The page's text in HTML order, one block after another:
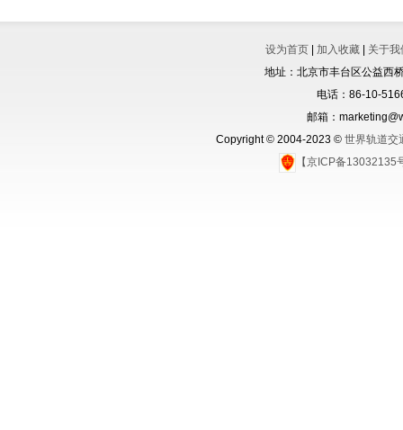
设为首页 加入收藏
关于我
地址：北京市丰台区公益西
电话：86-10-
邮箱：
Copyright © 2004-2023 © 世界轨道交
【京ICP备13032135